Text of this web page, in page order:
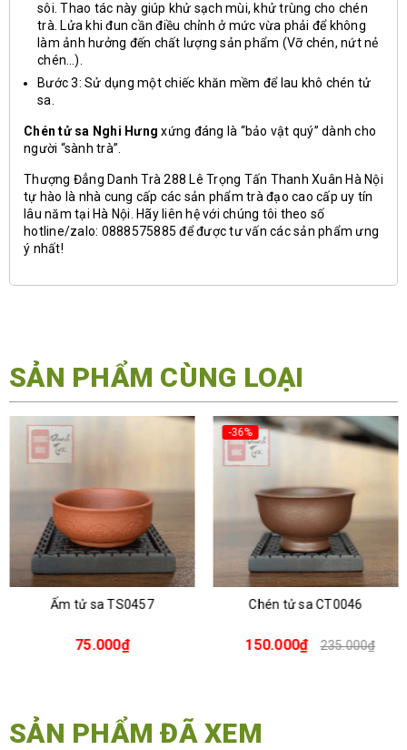
sôi. Thao tác này giúp khử sạch mùi, khử trùng cho chén
trà. Lửa khi đun cần điều chỉnh ở mức vừa phải để không
làm ảnh hưởng đến chất lượng sản phẩm (Vỡ chén, nứt nẻ
chén…).
Bước 3: Sử dụng một chiếc khăn mềm để lau khô chén tử
sa.
Chén tử sa Nghi Hưngxứng đáng là “bảo vật quý” dành cho
người “sành trà”.
Thượng Đẳng Danh Trà 288 Lê Trọng Tấn Thanh Xuân Hà Nội
tự hào là nhà cung cấp các sản phẩm trà đạo cao cấp uy tín
lâu năm tại Hà Nội. Hãy liên hệ với chúng tôi theo số
hotline/zalo: 0888575885 để được tư vấn các sản phẩm ưng
ý nhất!
SẢN PHẨM CÙNG LOẠI
Ấm tử sa TS0457
75.000₫
-36%
Chén tử sa CT0046
150.000₫ 235.000₫
SẢN PHẨM ĐÃ XEM